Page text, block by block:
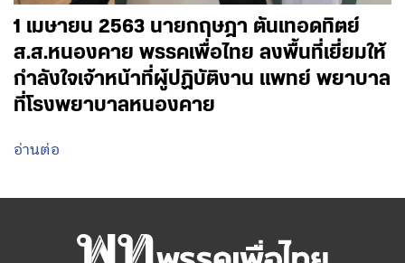
1 เมษายน 2563 นายกฤษฎา ตันเทอดทิตย์
ส.ส.หนองคาย พรรคเพื่อไทย ลงพื้นที่เยี่ยมให้
กำลังใจเจ้าหน้าที่ผู้ปฏิบัติงาน แพทย์ พยาบาล
ที่โรงพยาบาลหนองคาย
อ่านต่อ